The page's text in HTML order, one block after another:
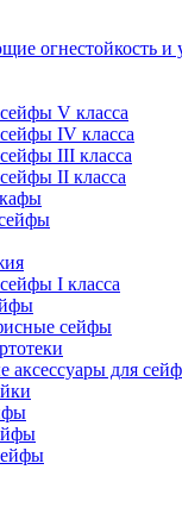
огнестойкость и
V класса
IV класса
III класса
II класса
I класса
сейфы
аксессуары для